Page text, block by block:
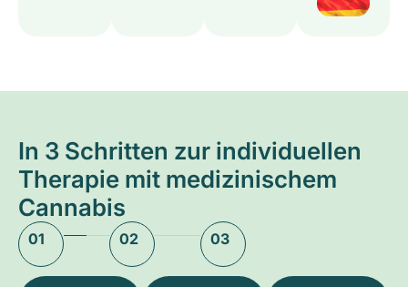
In 3 Schritten zur individuellen
Therapie mit medizinischem
Cannabis
01 02 03